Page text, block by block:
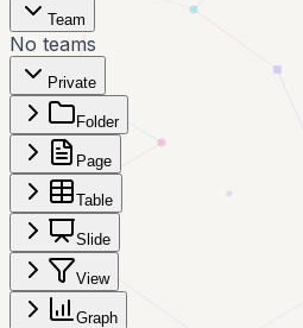
Team
No teams
Private
Folder
Page
Table
Slide
View
Graph